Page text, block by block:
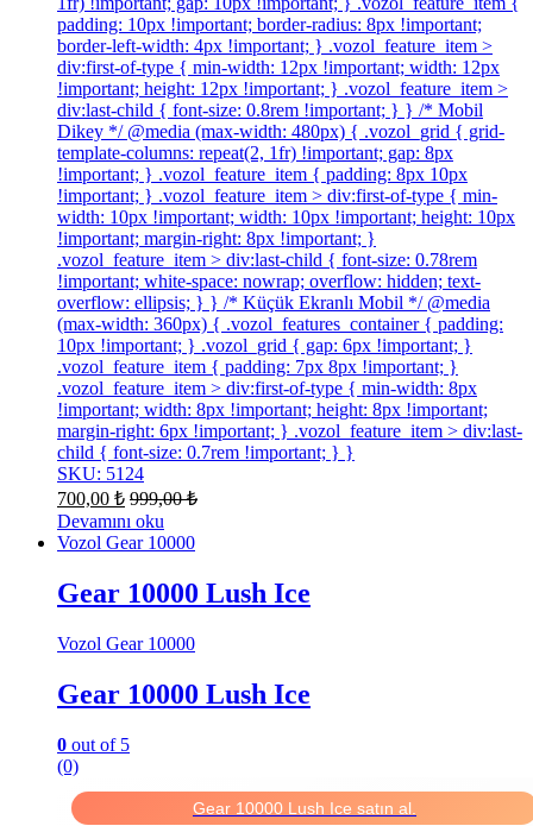
padding: 10px !important; border-radius: 8px !important;
border-left-width: 4px !important; } .vozol_feature_item >
div:first-of-type { min-width: 12px !important; width: 12px
!important; height: 12px !important; } .vozol_feature_item >
div:last-child { font-size: 0.8rem !important; } } /* Mobil
Dikey */ @media (max-width: 480px) { .vozol_grid { grid-
template-columns: repeat(2, 1fr) !important; gap: 8px
!important; } .vozol_feature_item { padding: 8px 10px
!important; } .vozol_feature_item > div:first-of-type { min-
width: 10px !important; width: 10px !important; height: 10px
!important; margin-right: 8px !important; }
.vozol_feature_item > div:last-child { font-size: 0.78rem
!important; white-space: nowrap; overflow: hidden; text-
overflow: ellipsis; } } /* Küçük Ekranlı Mobil */ @media
(max-width: 360px) { .vozol_features_container { padding:
10px !important; } .vozol_grid { gap: 6px !important; }
.vozol_feature_item { padding: 7px 8px !important; }
.vozol_feature_item > div:first-of-type { min-width: 8px
!important; width: 8px !important; height: 8px !important;
margin-right: 6px !important; } .vozol_feature_item > div:last-
child { font-size: 0.7rem !important; } }
SKU: 5124
700,00 ₺ 999,00₺
Devamını oku
Vozol Gear 10000
Gear 10000 Lush Ice
Vozol Gear 10000
Gear 10000 Lush Ice
0 out of 5
(0)
Gear 10000 Lush Ice satın al.